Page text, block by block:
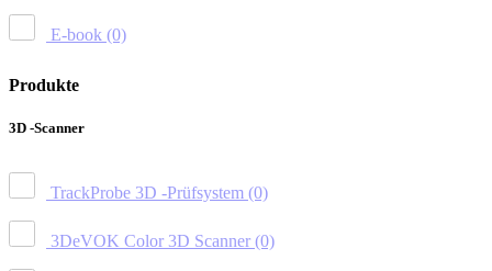
E-book (0)
Produkte
3D -Scanner
TrackProbe 3D -Prüfsystem (0)
3DeVOK Color 3D Scanner (0)